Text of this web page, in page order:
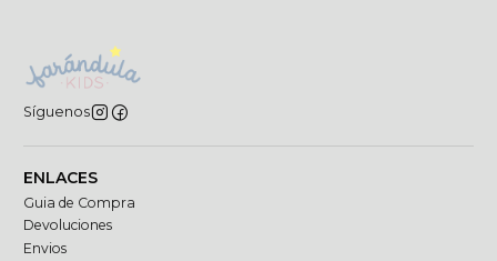
Síguenos
ENLACES
Guia de Compra
Devoluciones
Envios